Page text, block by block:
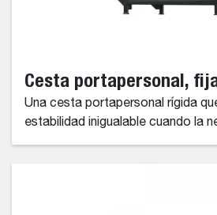
Cesta portapersonal,
Una cesta portapersonal rígida
estabilidad inigualable cuando la